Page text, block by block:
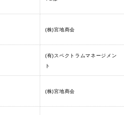
(株)宮地商会
(有)スペクトラムマネージメン
ト
(株)宮地商会